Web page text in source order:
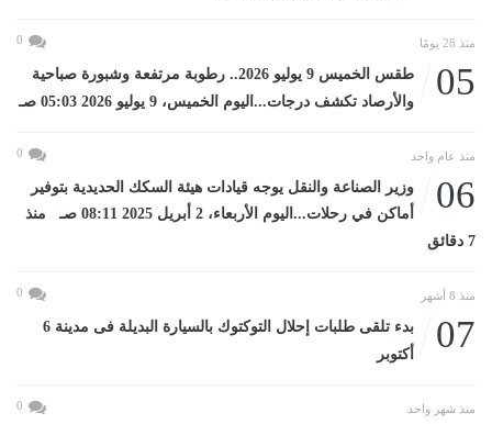
منذ 28 يومًا 0
05
طقس الخميس 9 يوليو 2026.. رطوبة مرتفعة وشبورة صباحية
والأرصاد تكشف درجات...اليوم الخميس، 9 يوليو 2026 05:03 صـ
منذ عام واحد 0
06
وزير الصناعة والنقل يوجه قيادات هيئة السكك الحديدية بتوفير
أماكن في رحلات...اليوم الأربعاء، 2 أبريل 2025 08:11 صـ منذ
7 دقائق
منذ 8 أشهر 0
07
بدء تلقى طلبات إحلال التوكتوك بالسيارة البديلة فى مدينة 6
أكتوبر
منذ شهر واحد 0